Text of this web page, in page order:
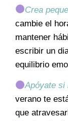
Crea
cambie el
mantener
escribir un
equilibrio
Apóyate si
verano te
que